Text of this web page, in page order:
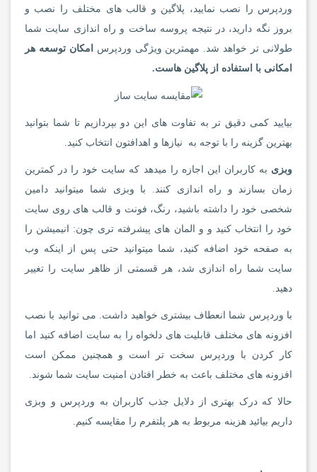
وردپرس را نصب نمایید، پلاگین و قالب های مختلف را نصب و
بروز نگه دارید، در نتیجه پروسه ساخت و راه اندازی سایت شما
طولانی تر خواهد شد. مهمترین ویژگی وردپرس
امکان توسعه هر
امکانی با استفاده از پلاگین هاست.
بیایید کمی دقیق تر به تفاوت های این دو بپردازیم تا شما بتوانید
بهترین گزینه را با توجه به نیازها و اهدافتون انتخاب کنید.
وبزی به کاربران این اجازه را میدهد که سایت خود را در کمترین
زمان بسازند و راه اندازی کنند. با وبزی شما میتوانید دامین
شخصی خود را داشته باشید، رنگ، فونت و قالب های روی سایت
خود را انتخاب کنید و و المان های پیشرفته تری چون: انیمیشن را
به صفحه خود اضافه کنید، شما میتوانید حتی پس از اینکه وب
سایت شما راه اندازی شد، هر قسمتی از ظاهر سایت را تغییر
دهید.
با وردپرس شما انعطاف بیشتری خواهید داشت. می توانید با نصب
افزونه های مختلف قابلیت های دلخواه را به سایت اضافه کنید اما
کار کردن با وردپرس سخت تر است و همچنین ممکن است
افزونه های مختلف باعث به خطر افتادن امنیت سایت شما شوند.
حالا که درک بهتری از دلایل جذب کاربران به وردپرس و وبزی
داریم بیائید هزینه مربوط به هر پلتفرم را مقایسه کنیم.